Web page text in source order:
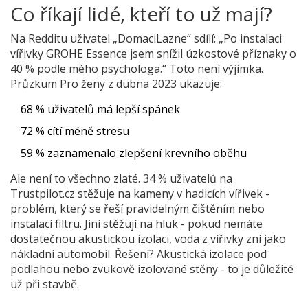
Co říkají lidé, kteří to už mají?
Na Redditu uživatel „DomaciLazne“ sdílí: „Po instalaci
vířivky GROHE Essence jsem snížil úzkostové příznaky o
40 % podle mého psychologa.“ Toto není výjimka.
Průzkum Pro ženy z dubna 2023 ukazuje:
68 % uživatelů má lepší spánek
72 % cítí méně stresu
59 % zaznamenalo zlepšení krevního oběhu
Ale není to všechno zlaté. 34 % uživatelů na
Trustpilot.cz stěžuje na kameny v hadicích vířivek -
problém, který se řeší pravidelným čištěním nebo
instalací filtru. Jiní stěžují na hluk - pokud nemáte
dostatečnou akustickou izolaci, voda z vířivky zní jako
nákladní automobil. Řešení? Akustická izolace pod
podlahou nebo zvukově izolované stěny - to je důležité
už při stavbě.